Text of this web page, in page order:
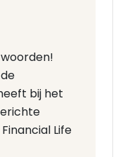
bij het
Life